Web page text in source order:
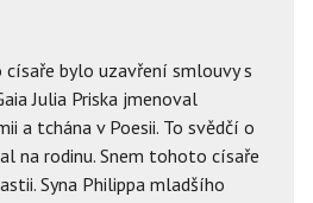
bylo uzavření smlouvy s
Julia Priska jmenoval
a tchána v Poesii. To svědčí o
na rodinu. Snem tohoto císaře
Syna Philippa mladšího